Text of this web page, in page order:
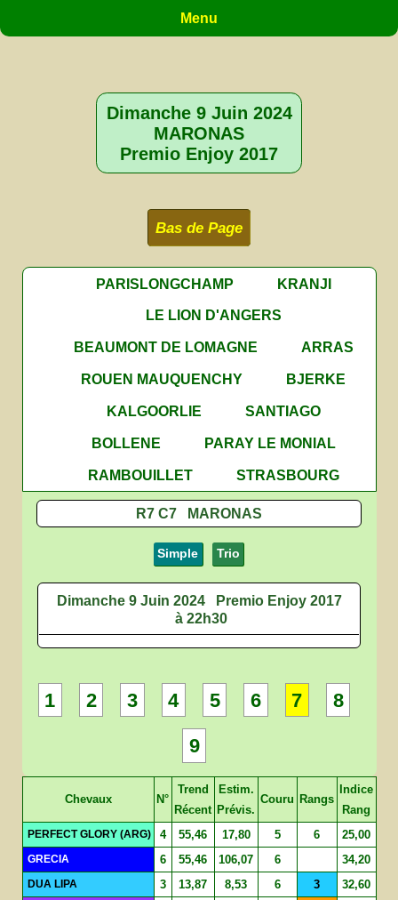
Menu
Dimanche 9 Juin 2024
MARONAS
Premio Enjoy 2017
Bas de Page
PARISLONGCHAMP
KRANJI
LE LION D'ANGERS
BEAUMONT DE LOMAGNE
ARRAS
ROUEN MAUQUENCHY
BJERKE
KALGOORLIE
SANTIAGO
BOLLENE
PARAY LE MONIAL
RAMBOUILLET
STRASBOURG
R7 C7 MARONAS
Simple Trio
Dimanche 9 Juin 2024
Premio Enjoy 2017
à 22h30
1 2 3 4 5 6 7 8
9
Chevaux N°
Trend
Récent
Estim.
Prévis.
Couru Rangs
Indice
Rang
PERFECT GLORY (ARG) 4 55,46 17,80 5 6 25,00
GRECIA 6 55,46 106,07 6 34,20
DUA LIPA 3 13,87 8,53 6 3 32,60